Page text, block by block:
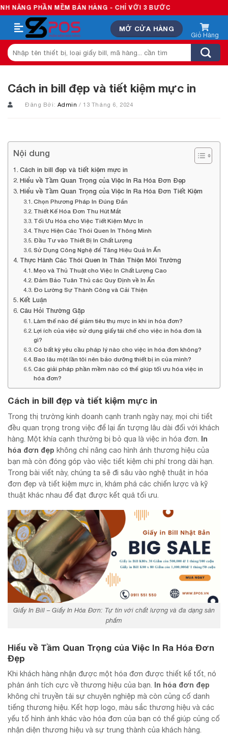
Skip
to
content
MỀM BÁN HÀNG - CHỈ VỚI 3 BƯỚC
MỞ CỬA HÀNG
Tìm
kiếm:
Cách in bill đẹp và tiết kiệm mực in
Đăng Bởi: Admin/ 13 Tháng 6, 2024
Nội dung
Cách in bill đẹp và tiết kiệm mực in
Hiểu về Tầm Quan Trọng của Việc In Ra Hóa Đơn Đẹp
Hiểu về Tầm Quan Trọng của Việc In Ra Hóa Đơn Tiết Kiệm
Chọn Phương Pháp In Đúng Đắn
Thiết Kế Hóa Đơn Thu Hút Mắt
Tối Ưu Hóa cho Việc Tiết Kiệm Mực In
Thực Hiện Các Thói Quen In Thông Minh
Đầu Tư vào Thiết Bị In Chất Lượng
Sử Dụng Công Nghệ để Tăng Hiệu Quả In Ấn
Thực Hành Các Thói Quen In Thân Thiện Môi Trường
Mẹo và Thủ Thuật cho Việc In Chất Lượng Cao
Đảm Bảo Tuân Thủ các Quy Định về In Ấn
Đo Lường Sự Thành Công và Cải Thiện
Kết Luận
Câu Hỏi Thường Gặp
Làm thế nào để giảm tiêu thụ mực in khi in hóa đơn?
Lợi ích của việc sử dụng giấy tái chế cho việc in hóa đơn là
gì?
Có bất kỳ yêu cầu pháp lý nào cho việc in hóa đơn không?
Bao lâu một lần tôi nên bảo dưỡng thiết bị in của mình?
Các giải pháp phần mềm nào có thể giúp tối ưu hóa việc in
hóa đơn?
Cách in bill đẹp và tiết kiệm mực in
Trong thị trường kinh doanh cạnh tranh ngày nay, mọi chi tiết
đều quan trọng trong việc để lại ấn tượng lâu dài đối với khách
hàng. Một khía cạnh thường bị bỏ qua là việc in hóa đơn. In
hóa đơn đẹp không chỉ nâng cao hình ảnh thương hiệu của
bạn mà còn đóng góp vào việc tiết kiệm chi phí trong dài hạn.
Trong bài viết này, chúng ta sẽ đi sâu vào nghệ thuật in hóa
đơn đẹp và tiết kiệm mực in, khám phá các chiến lược và kỹ
thuật khác nhau để đạt được kết quả tối ưu.
Giấy In Bill – Giấy In Hóa Đơn: Tự tin với chất lượng và đa dạng sản
phẩm
Hiểu về Tầm Quan Trọng của Việc In Ra Hóa Đơn
Đẹp
Khi khách hàng nhận được một hóa đơn được thiết kế tốt, nó
phản ánh tích cực về thương hiệu của bạn. In hóa đơn đẹp
không chỉ truyền tải sự chuyên nghiệp mà còn củng cố danh
tiếng thương hiệu. Kết hợp logo, màu sắc thương hiệu và các
yếu tố hình ảnh khác vào hóa đơn của bạn có thể giúp củng cố
nhận diện thương hiệu và sự trung thành của khách hàng.